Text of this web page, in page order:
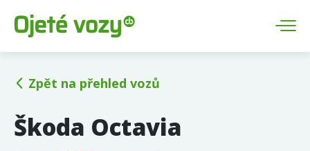
Zpět na přehled vozů
Škoda Octavia